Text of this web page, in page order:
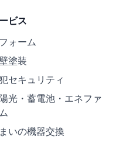
ビス
ォーム
塗装
セキュリティ
光・蓄電池・エネファ
いの機器交換